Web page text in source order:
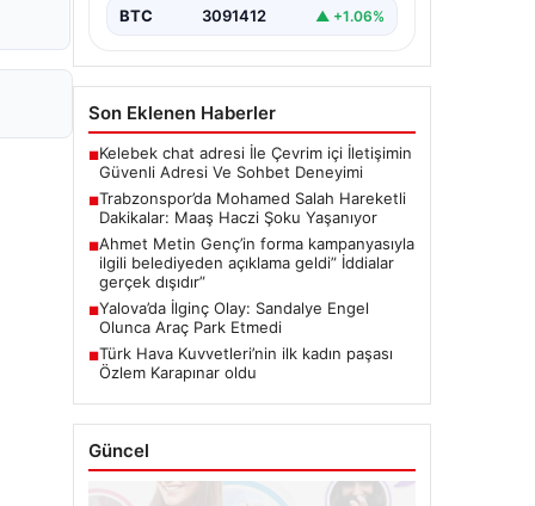
BTC 3091412 ▲ +1.06%
Son Eklenen Haberler
■Kelebek chat adresi İle Çevrim içi İletişimin
Güvenli Adresi Ve Sohbet Deneyimi
■Trabzonspor’da Mohamed Salah Hareketli
Dakikalar: Maaş Haczi Şoku Yaşanıyor
■Ahmet Metin Genç’in forma kampanyasıyla
ilgili belediyeden açıklama geldi” İddialar
gerçek dışıdır”
■Yalova’da İlginç Olay: Sandalye Engel
Olunca Araç Park Etmedi
■Türk Hava Kuvvetleri’nin ilk kadın paşası
Özlem Karapınar oldu
Güncel